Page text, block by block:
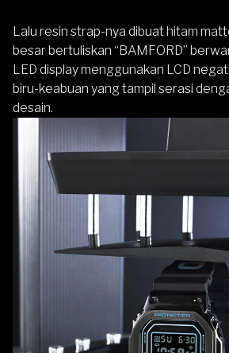
Lalu resin strap-nya dibuat hitam
besar bertuliskan “BAMFORD”
LED display menggunakan LCD
biru-keabuan yang tampil serasi
desain.